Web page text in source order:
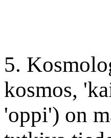
5.
kosmos,
'oppi') on